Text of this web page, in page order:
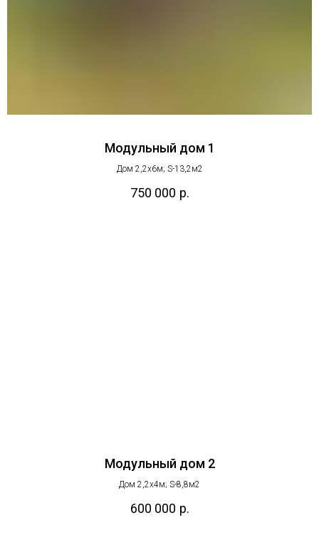
Модульный дом 1
Дом 2,2х6м; S-13,2м2
750 000 р.
Модульный дом 2
Дом 2,2х4м; S-8,8м2
600 000 р.